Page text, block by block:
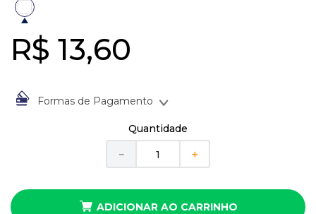
R$ 13,60
Formas de Pagamento
sem juros
Quantidade
＋
－
ADICIONAR AO CARRINHO